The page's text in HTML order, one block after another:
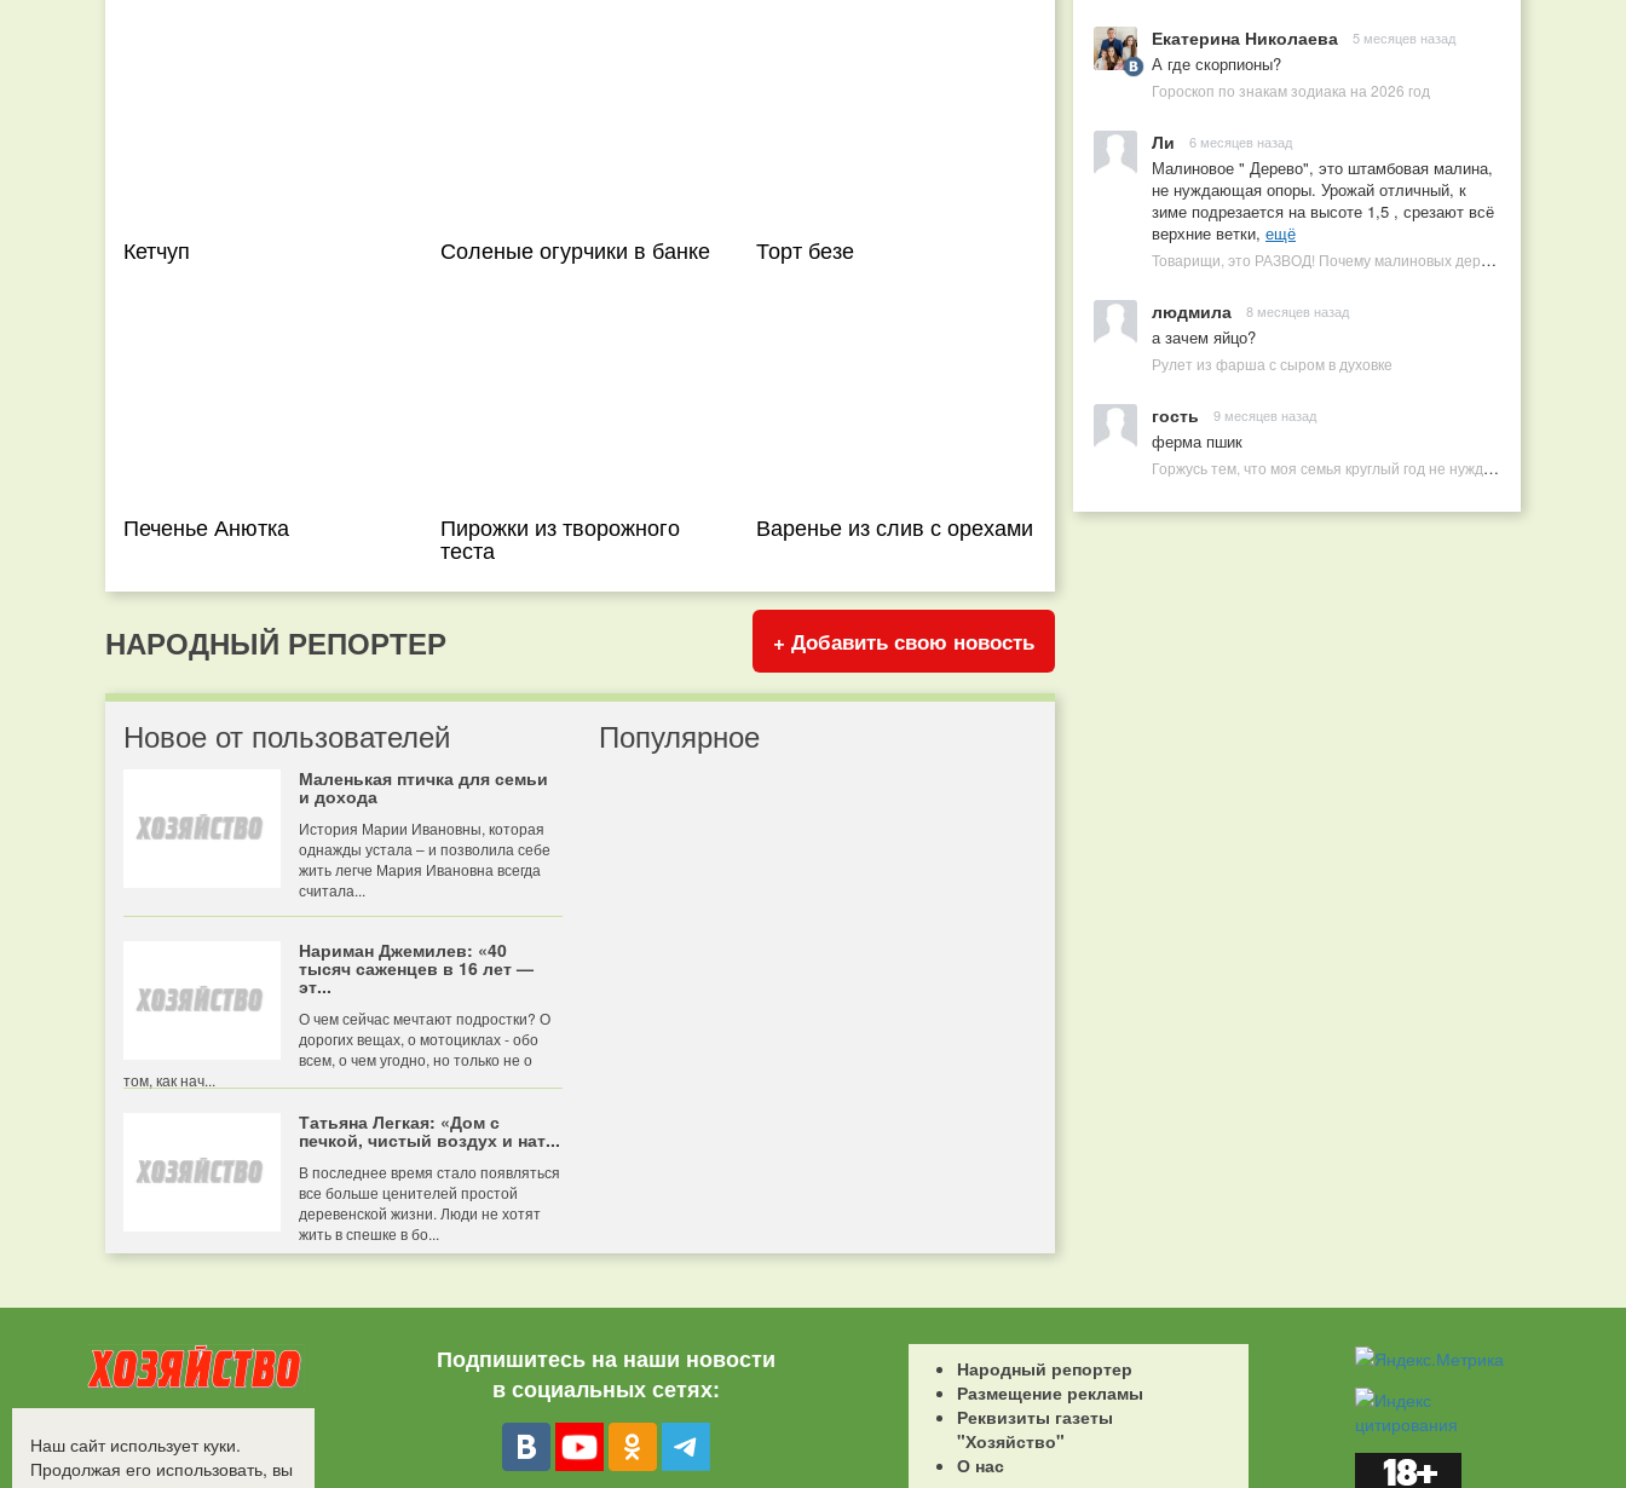
Кетчуп Соленые огурчики в банке Торт безе
Печенье Анютка Пирожки из творожного
теста
Варенье из слив с орехами
НАРОДНЫЙ РЕПОРТЕР + Добавить свою новость
Новое от пользователей
Маленькая птичка для семьи
и дохода
История Марии Ивановны, которая
однажды устала – и позволила себе
жить легче Мария Ивановна всегда
считала...
Нариман Джемилев: «40
тысяч саженцев в 16 лет —
эт...
О чем сейчас мечтают подростки? О
дорогих вещах, о мотоциклах - обо
всем, о чем угодно, но только не о
том, как нач...
Татьяна Легкая: «Дом с
печкой, чистый воздух и нат...
В последнее время стало появляться
все больше ценителей простой
деревенской жизни. Люди не хотят
жить в спешке в бо...
Популярное
Екатерина Николаева 5 месяцев назад
А где скорпионы?
Гороскоп по знакам зодиака на 2026 год
Ли 6 месяцев назад
Малиновое " Дерево", это штамбовая малина,
не нуждающая опоры. Урожай отличный, к
зиме подрезается на высоте 1,5 , срезают всё
верхние ветки, ещё
Товарищи, это РАЗВОД! Почему малиновых деревьев не бывает, или Как ушлые продавцы наживаются на мечтах садоводов
людмила 8 месяцев назад
а зачем яйцо?
Рулет из фарша с сыром в духовке
гость 9 месяцев назад
ферма пшик
Горжусь тем, что моя семья круглый год не нуждается в покупных витаминах
Все права защищены.
©2008-2017 - "Хозяйство"
Подпишитесь на наши новости
в социальных сетях:
Народный репортер
Размещение рекламы
Реквизиты газеты
"Хозяйство"
О нас
Наш сайт использует куки.
Продолжая его использовать, вы